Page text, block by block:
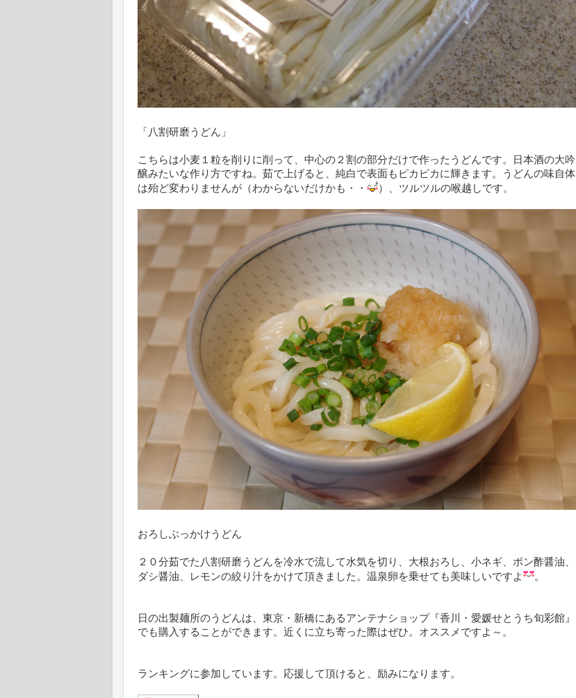
「八割研磨うどん」
こちらは小麦１粒を削りに削って、中心の２割の部分だけで作ったうどんです。日本酒の大吟
醸みたいな作り方ですね。茹で上げると、純白で表面もピカピカに輝きます。うどんの味自体
は殆ど変わりませんが（わからないだけかも・・
）、ツルツルの喉越しです。
おろしぶっかけうどん
２０分茹でた八割研磨うどんを冷水で流して水気を切り、大根おろし、小ネギ、ポン酢醤油、
ダシ醤油、レモンの絞り汁をかけて頂きました。温泉卵を乗せても美味しいですよ
。
日の出製麺所のうどんは、東京・新橋にあるアンテナショップ『香川・愛媛せとうち旬彩館』
でも購入することができます。近くに立ち寄った際はぜひ。オススメですよ～。
ランキングに参加しています。応援して頂けると、励みになります。